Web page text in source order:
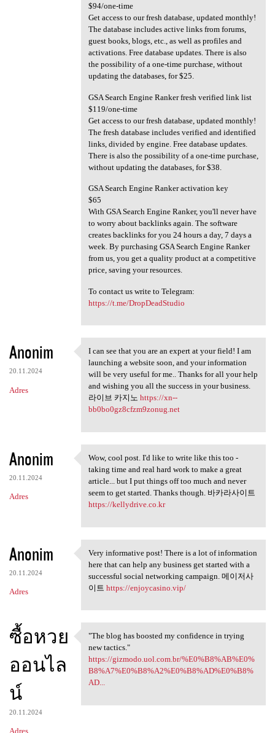
$94/one-time
Get access to our fresh database, updated monthly!
The database includes active links from forums,
guest books, blogs, etc., as well as profiles and
activations. Free database updates. There is also
the possibility of a one-time purchase, without
updating the databases, for $25.
GSA Search Engine Ranker fresh verified link list
$119/one-time
Get access to our fresh database, updated monthly!
The fresh database includes verified and identified
links, divided by engine. Free database updates.
There is also the possibility of a one-time purchase,
without updating the databases, for $38.
GSA Search Engine Ranker activation key
$65
With GSA Search Engine Ranker, you'll never have
to worry about backlinks again. The software
creates backlinks for you 24 hours a day, 7 days a
week. By purchasing GSA Search Engine Ranker
from us, you get a quality product at a competitive
price, saving your resources.
To contact us write to Telegram:
https://t.me/DropDeadStudio
Anonim
20.11.2024
Adres
I can see that you are an
I can see that you are an expert at your field! I am
launching a website soon, and your information
will be very useful for me.. Thanks for all your help
and wishing you all the success in your business.
라이브 카지노 https://xn--
bb0bo0gz8cfzm9zonug.net
Anonim
20.11.2024
Adres
Wow, cool post. I'd like to
Wow, cool post. I'd like to write like this too -
taking time and real hard work to make a great
article... but I put things off too much and never
seem to get started. Thanks though. 바카라사이트
https://kellydrive.co.kr
Anonim
20.11.2024
Adres
Very informative post! There
Very informative post! There is a lot of information
here that can help any business get started with a
successful social networking campaign. 메이저사
이트 https://enjoycasino.vip/
ซื้อหวย
ออนไล
น์
20.11.2024
Adres
"The blog has boosted my
"The blog has boosted my confidence in trying
new tactics."
https://gizmodo.uol.com.br/%E0%B8%AB%E0%
B8%A7%E0%B8%A2%E0%B8%AD%E0%B8%
AD...